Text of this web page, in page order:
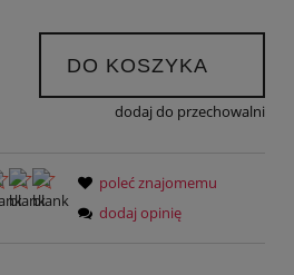
DO KOSZYKA
dodaj do przechowalni
poleć znajomemu
dodaj opinię